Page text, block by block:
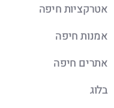
אטרקציות חיפה
אמנות חיפה
אתרים חיפה
בלוג